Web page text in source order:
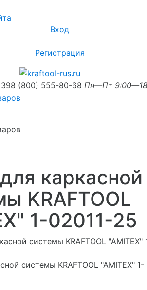
Вход
Регистрация
8 (800) 555-80-68 Пн—Пт
каркасной
KRAFTOOL
1-02011-25
системы KRAFTOOL "AMITEX" 1-